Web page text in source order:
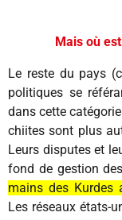
Mais où
Le reste du pays
politiques se
dans cette
chiites sont plus
Leurs disputes et
fond de gestion
mains des Kurdes
Les réseaux états-